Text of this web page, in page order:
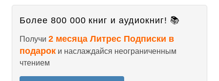
Более 800 000 книг и аудиокниг! 📚
Получи 2 месяца Литрес Подписки в
подарок и наслаждайся неограниченным
чтением